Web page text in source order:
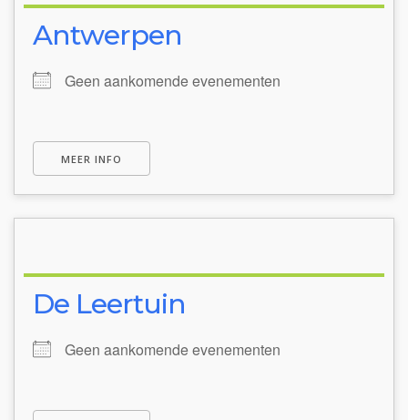
Antwerpen
Geen aankomende evenementen
MEER INFO
De Leertuin
Geen aankomende evenementen